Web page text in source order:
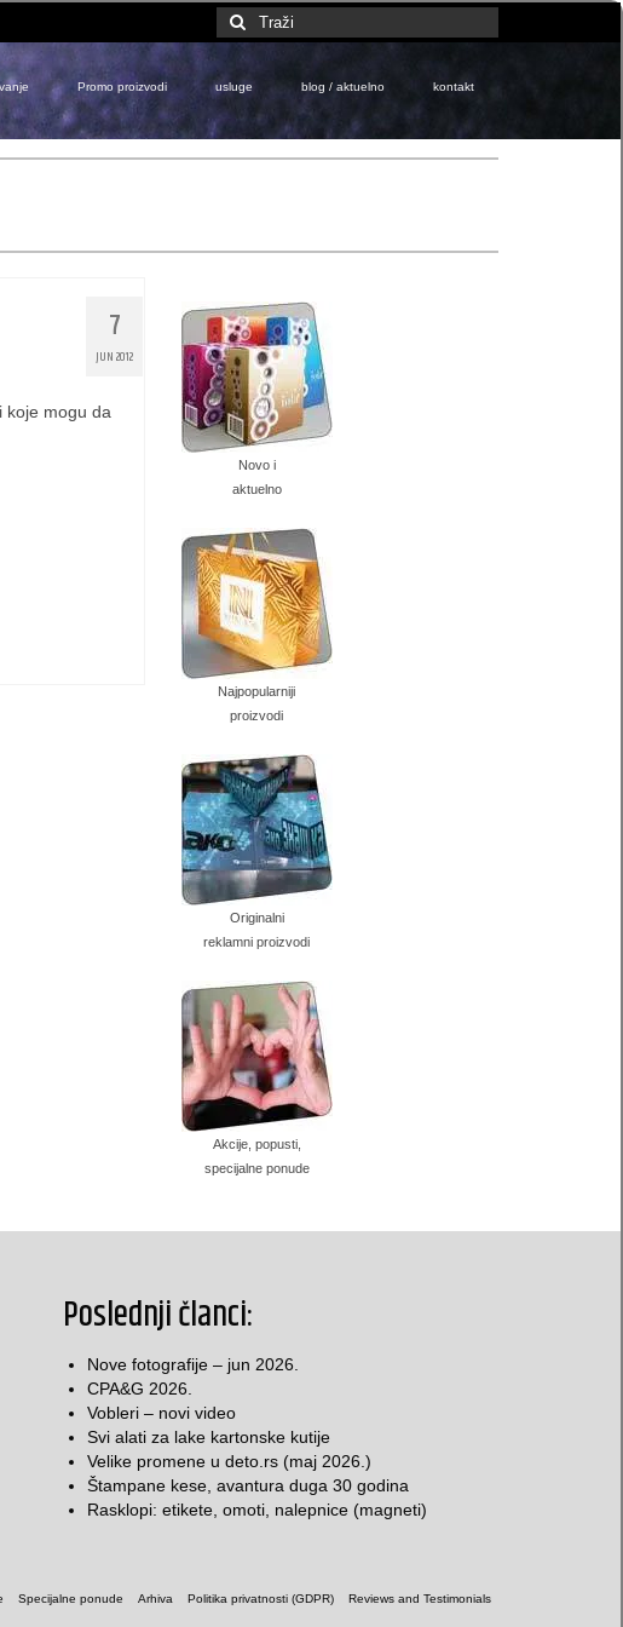
Search
for:
Promo proizvodi usluge blog / aktuelno kontakt
7
JUN 2012
koje mogu da
Novo i
aktuelno
Najpopularniji
proizvodi
Originalni
reklamni proizvodi
Akcije, popusti,
specijalne ponude
Poslednji članci:
Nove fotografije – jun 2026.
CPA&G 2026.
Vobleri – novi video
Svi alati za lake kartonske kutije
Velike promene u deto.rs (maj 2026.)
Štampane kese, avantura duga 30 godina
Rasklopi: etikete, omoti, nalepnice (magneti)
Specijalne ponude Arhiva Politika privatnosti (GDPR) Reviews and Testimonials